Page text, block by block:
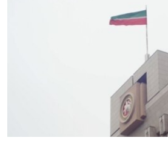
ПОДПИШИТЕСЬ НА РАССЫЛКУ